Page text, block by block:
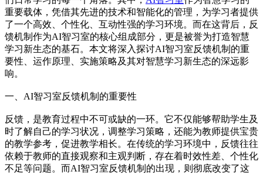
重要载体，凭借其先进的技术和智能化的管理，为学习者提供
了一个高效、个性化、互动性强的学习环境。而在这背后，反
馈机制作为AI智习室的核心组成部分，更是被誉为打造智慧
学习新生态的基石。本文将深入探讨AI智习室反馈机制的重
要性、运作原理、实施策略及其对智慧学习新生态的深远影
响。
一、AI智习室反馈机制的重要性
反馈，是教育过程中不可或缺的一环。它不仅能够帮助学生及
时了解自己的学习状况，调整学习策略，还能为教师提供宝贵
的教学参考，促进教学相长。在传统的学习环境中，反馈往往
依赖于教师的直接观察和主观判断，存在着时效性差、个性化
不足等问题。而AI智习室反馈机制的出现，则彻底改变了这